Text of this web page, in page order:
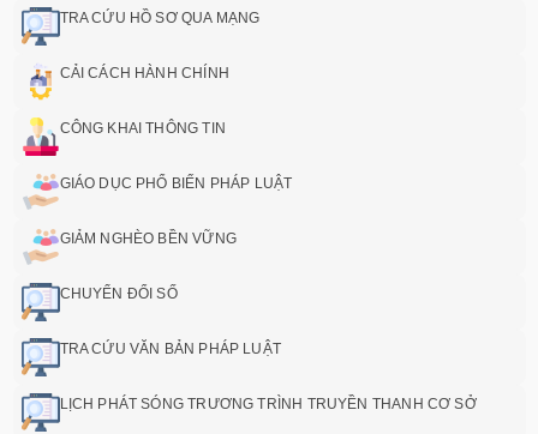
TRA CỨU HỒ SƠ QUA MẠNG
CẢI CÁCH HÀNH CHÍNH
CÔNG KHAI THÔNG TIN
GIÁO DỤC PHỔ BIẾN PHÁP LUẬT
GIẢM NGHÈO BỀN VỮNG
CHUYỂN ĐỔI SỐ
TRA CỨU VĂN BẢN PHÁP LUẬT
LỊCH PHÁT SÓNG TRƯƠNG TRÌNH TRUYỀN THANH CƠ SỞ